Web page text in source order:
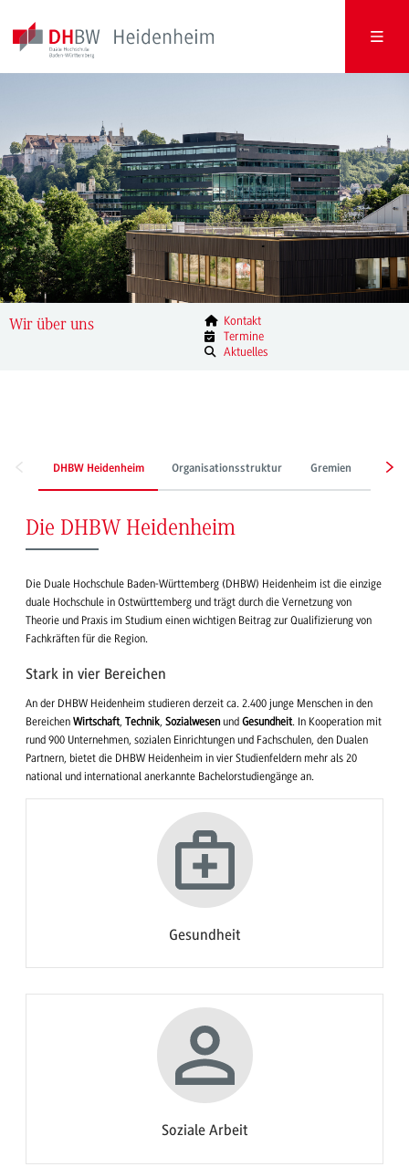
Wir über uns
Kontakt
Termine
Aktuelles
DHBW Heidenheim Organisationsstruktur Gremien
Die DHBW Heidenheim
Die Duale Hochschule Baden-Württemberg (DHBW) Heidenheim ist die einzige
duale Hochschule in Ostwürttemberg und trägt durch die Vernetzung von
Theorie und Praxis im Studium einen wichtigen Beitrag zur Qualifizierung von
Fachkräften für die Region.
Stark in vier Bereichen
An der DHBW Heidenheim studieren derzeit ca. 2.400 junge Menschen in den
Bereichen Wirtschaft, Technik, Sozialwesen und Gesundheit. In Kooperation mit
rund 900 Unternehmen, sozialen Einrichtungen und Fachschulen, den Dualen
Partnern, bietet die DHBW Heidenheim in vier Studienfeldern mehr als 20
national und international anerkannte Bachelorstudiengänge an.
Gesundheit
Soziale Arbeit